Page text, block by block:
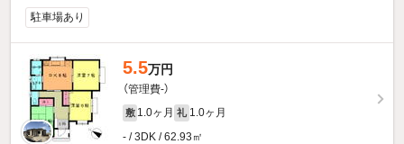
駐車場あり
5.5万円
（管理費-）
敷 1.0ヶ月 礼 1.0ヶ月
- / 3DK / 62.93㎡